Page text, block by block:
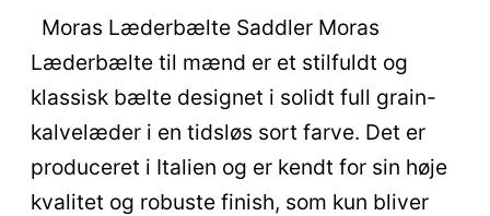
var:
er:
Moras Læderbælte Saddler Moras
Læderbælte til mænd er et stilfuldt og
klassisk bælte designet i solidt full grain-
kalvelæder i en tidsløs sort farve. Det er
produceret i Italien og er kendt for sin høje
kvalitet og robuste finish, som kun bliver